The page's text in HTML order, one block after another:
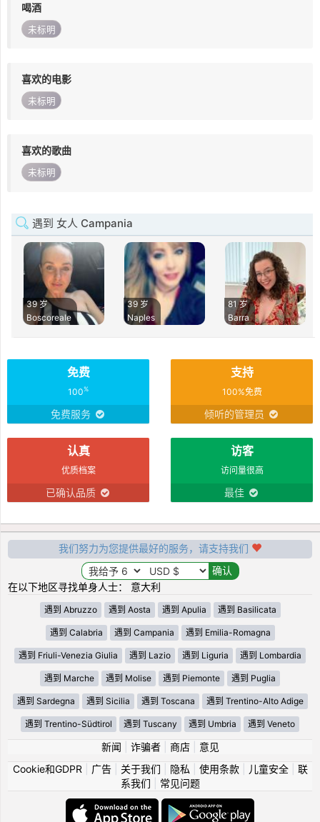
喝酒
未标明
喜欢的电影
未标明
喜欢的歌曲
未标明
遇到 女人 Campania
39 岁
Boscoreale
39 岁
Naples
81 岁
Barra
免费
100%
免费服务
支持
100%免费
倾听的管理员
认真
优质档案
已确认品质
访客
访问量很高
最佳
我们努力为您提供最好的服务，请支持我们
在以下地区寻找单身人士： 意大利
遇到 Abruzzo 遇到 Aosta 遇到 Apulia 遇到 Basilicata
遇到 Calabria 遇到 Campania 遇到 Emilia-Romagna
遇到 Friuli-Venezia Giulia 遇到 Lazio 遇到 Liguria 遇到 Lombardia
遇到 Marche 遇到 Molise 遇到 Piemonte 遇到 Puglia
遇到 Sardegna 遇到 Sicilia 遇到 Toscana 遇到 Trentino-Alto Adige
遇到 Trentino-Südtirol 遇到 Tuscany 遇到 Umbria 遇到 Veneto
新闻 诈骗者| 商店| 意见
Cookie和GDPR
广告| 关于我们 隐私 使用条款| 儿童安全| 联
系我们
常见问题